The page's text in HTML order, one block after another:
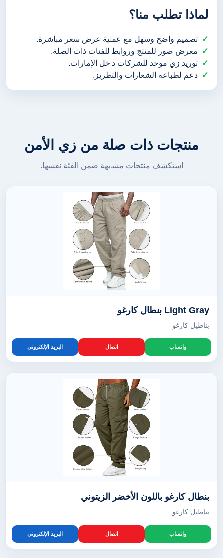
لماذا تطلب منا؟
تصميم واضح وسهل مع عملية عرض سعر مباشرة.
معرض صور للمنتج وروابط للفئات ذات الصلة.
توريد زي موحد للشركات داخل الإمارات.
دعم لطباعة الشعارات والتطريز.
منتجات ذات صلة من زي الأمن
استكشف منتجات مشابهة ضمن الفئة نفسها.
Light Gray بنطال كارغو
بناطيل كارغو
واتساب اتصال البريد الإلكتروني
بنطال كارغو باللون الأخضر الزيتوني
بناطيل كارغو
واتساب اتصال البريد الإلكتروني